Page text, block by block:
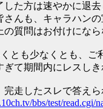
した方は速やかに退去
さんも、キャラハン
質問はお付けになら
とも少なくとも、ご
ぎて期間内にレスし
完走したスレで答え
bbs/test/read.cgi/